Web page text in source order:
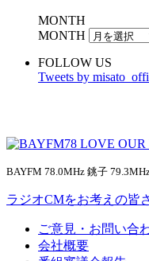
MONTH
MONTH
FOLLOW US
Tweets by
BAYFM 78.0MHz 銚子
ラジオCMをお考えの皆
ご意見・お問い合
会社概要